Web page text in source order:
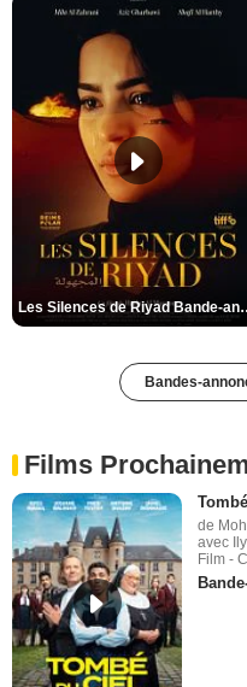
Les Silences
Bandes-
Films
de
avec
Film -